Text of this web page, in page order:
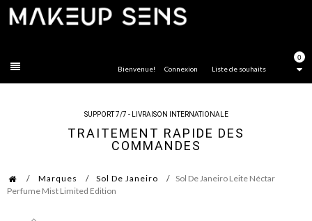
0
Liste de souhaits
Bienvenue! Connexion
SUPPORT 7/7 - LIVRAISON INTERNATIONALE
TRAITEMENT RAPIDE DES
COMMANDES
Marques Sol De Janeiro
Sol De Janeiro Leite Néctar
Perfume Mist Limited Edition